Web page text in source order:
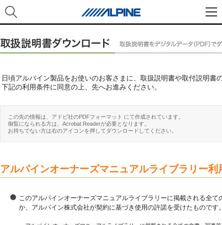
日頃アルパイン製品をお使いのお客さまに、取扱説明書や取付説明書
下記の利用条件に同意の上、先へお進みください。
この先の情報は、アドビ社のPDFフォーマット にて作成されています。
御覧になられる方は、Acrobat Readerが必要となります。
お持ちでない方は右のアイコンを押してダウンロードしてください。
アルパインオーナーズマニュアルライブラリー利
このアルパインオーナーズマニュアルライブラリーに掲載される全
か、アルパイン株式会社が契約に基づき使用の許諾を受けたもので